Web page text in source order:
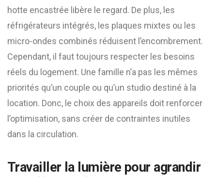
hotte encastrée libère le regard. De plus, les
réfrigérateurs intégrés, les plaques mixtes ou les
micro-ondes combinés réduisent l’encombrement.
Cependant, il faut toujours respecter les besoins
réels du logement. Une famille n’a pas les mêmes
priorités qu’un couple ou qu’un studio destiné à la
location. Donc, le choix des appareils doit renforcer
l’optimisation, sans créer de contraintes inutiles
dans la circulation.
Travailler la lumière pour agrandir